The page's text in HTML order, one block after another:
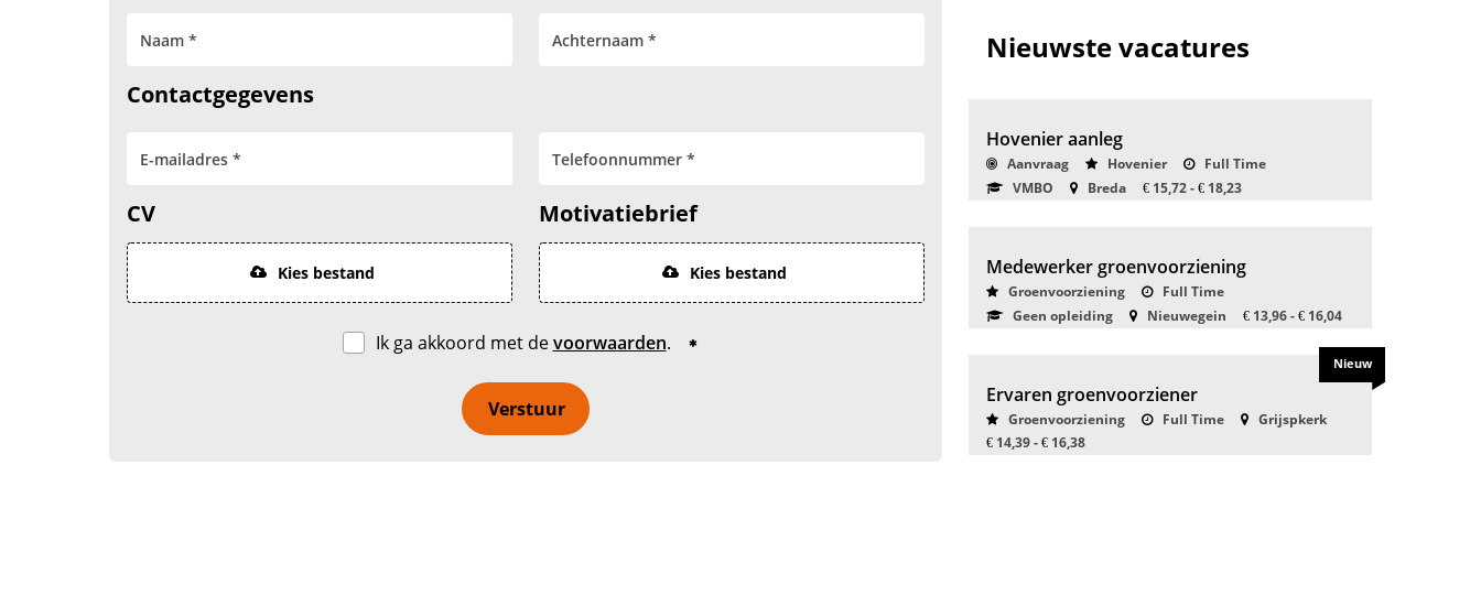
Contactgegevens
CV
Kies bestand
Motivatiebrief
Kies bestand
Ik ga akkoord met devoorwaarden.
Verstuur
Nieuwste vacatures
Hovenier aanleg
Aanvraag Hovenier
Full Time
VMBO
Breda € 15,72 - € 18,23
Medewerker groenvoorziening
Groenvoorziening
Full Time
Geen opleiding
Nieuwegein € 13,96 - € 16,04
Ervaren groenvoorziener
Groenvoorziening Full Time Grijspkerk
€ 14,39 - € 16,38
Nieuw